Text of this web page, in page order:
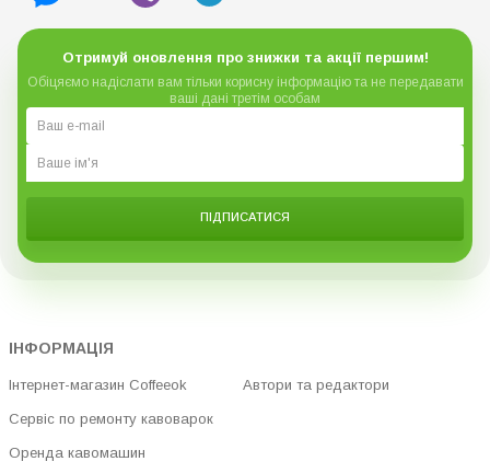
Отримуй оновлення про знижки та акції першим!
Обіцяємо надіслати вам тільки корисну інформацію та не передавати
ваші дані третім особам
ПІДПИСАТИСЯ
ІНФОРМАЦІЯ
Інтернет-магазин Coffeeok
Сервіс по ремонту кавоварок
Оренда кавомашин
Автори та редактори